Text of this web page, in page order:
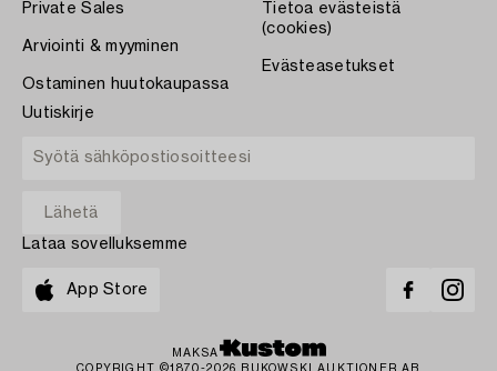
Private Sales
Arviointi & myyminen
Ostaminen huutokaupassa
Tietoa evästeistä
(cookies)
Evästeasetukset
Uutiskirje
Lataa sovelluksemme
App Store
MAKSA